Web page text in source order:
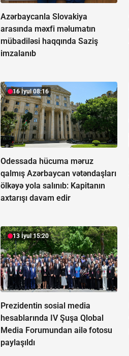
Azərbaycanla Slovakiya
arasında məxfi məlumatın
mübadiləsi haqqında Saziş
imzalanıb
16 İyul 08:16
Odessada hücuma məruz
qalmış Azərbaycan vətəndaşları
ölkəyə yola salınıb: Kapitanın
axtarışı davam edir
13 İyul 15:20
Prezidentin sosial media
hesablarında IV Şuşa Qlobal
Media Forumundan ailə fotosu
paylaşıldı